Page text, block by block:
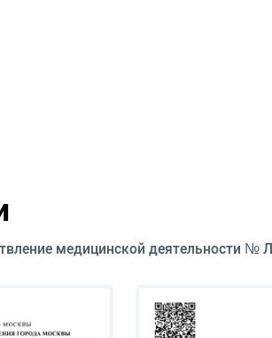
медицинской деятельности №